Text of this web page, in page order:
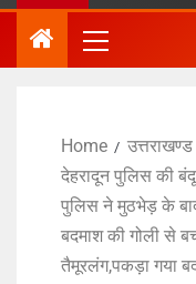
Home
उत्तराखण्ड
देहरादून पुलिस की
पुलिस ने मुठभेड़ के बाद
बदमाश की गोली से
तैमूरलंग,पकड़ा गया